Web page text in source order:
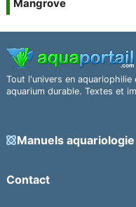
Mangrove
Tout l'univers en
aquarium durable. Textes et
Manuels aquariologie
Contact